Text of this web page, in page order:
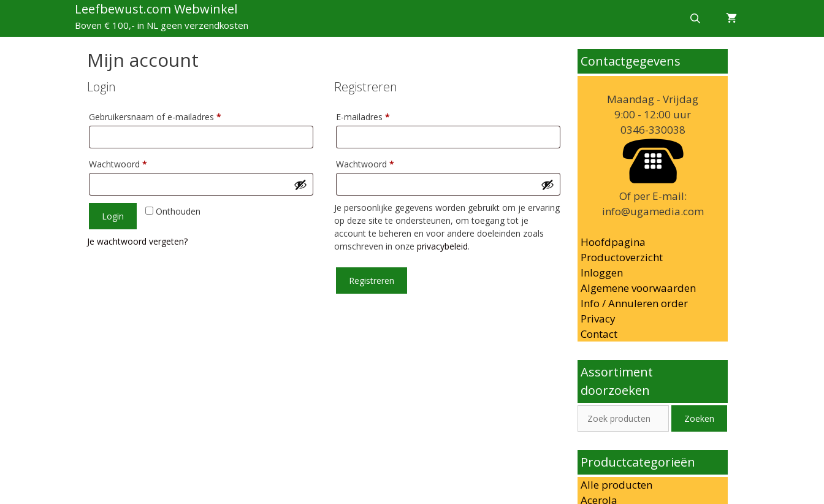
Leefbewust.com Webwinkel
Boven € 100,- in NL geen verzendkosten
Mijn account
Login
Gebruikersnaam of e-mailadres *
Wachtwoord *
Onthouden
Login
Je wachtwoord vergeten?
Registreren
E-mailadres *
Wachtwoord *
Je persoonlijke gegevens worden gebruikt om je ervaring
op deze site te ondersteunen, om toegang tot je
account te beheren en voor andere doeleinden zoals
omschreven in onze privacybeleid.
Registreren
Contactgegevens
Maandag - Vrijdag
9:00 - 12:00 uur
0346-330038
Of per E-mail:
info@ugamedia.com
Hoofdpagina
Productoverzicht
Inloggen
Algemene voorwaarden
Info / Annuleren order
Privacy
Contact
Assortiment
doorzoeken
Zoeken
naar:
Zoeken
Productcategorieën
Alle producten
Acerola